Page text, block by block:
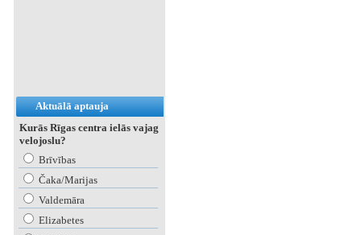
Aktuālā aptauja
Kurās Rīgas centra ielās vajag
velojoslu?
Brīvības
Čaka/Marijas
Valdemāra
Elizabetes